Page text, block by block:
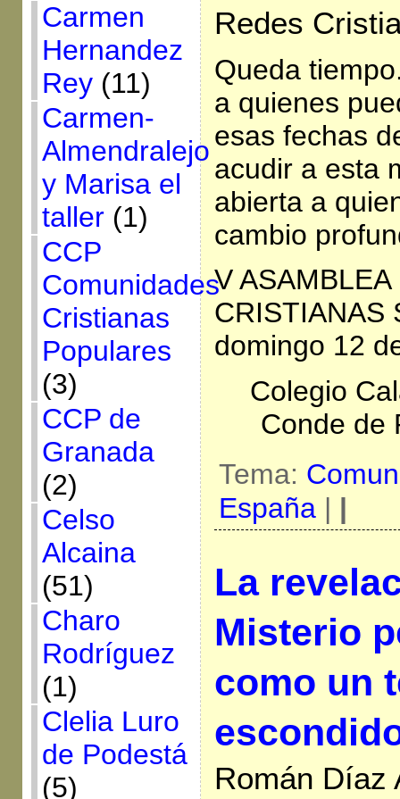
Carmen
Hernandez
Rey(11)
Carmen-
Almendralejo
y Marisa el
taller(1)
CCP
Comunidades
Cristianas
Populares
(3)
CCP de
Granada
(2)
Celso
Alcaina
(51)
Charo
Rodríguez
(1)
Clelia Luro
de Podestá
(5)
Redes
Queda
a quienes
esas fechas
acudir a esta
abierta a
cambio
V ASAMBLEA
CRISTIANAS
domingo 12
Colegio
Conde de
Tema:
España| |
La
Misterio
como un
Román Díaz